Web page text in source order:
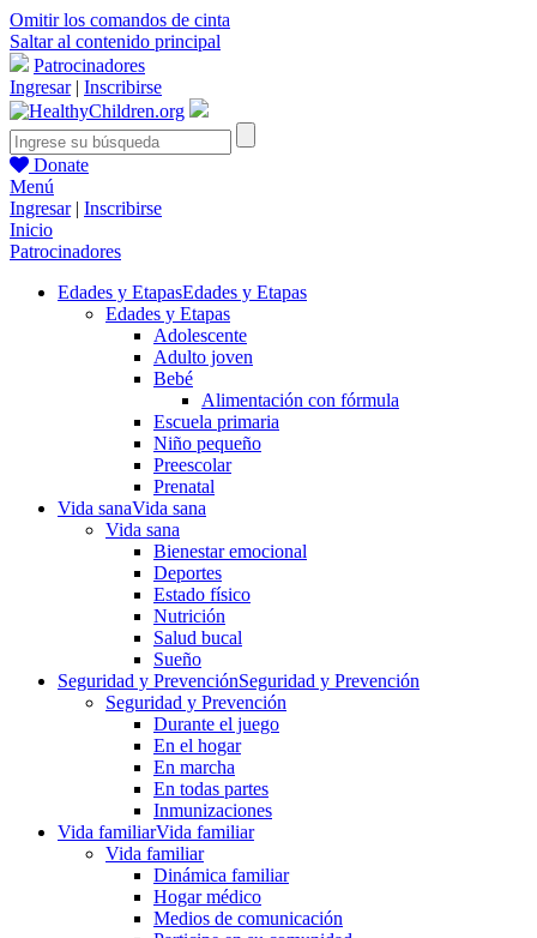
Omitir los comandos de cinta
Saltar al contenido principal
Patrocinadores
Ingresar| Inscribirse
Donate
Menú
Ingresar| Inscribirse
Inicio
Patrocinadores
Edades y EtapasEdades y Etapas
Edades y Etapas
Adolescente
Adulto joven
Bebé
Alimentación con fórmula
Escuela primaria
Niño pequeño
Preescolar
Prenatal
Vida sanaVida sana
Vida sana
Bienestar emocional
Deportes
Estado físico
Nutrición
Salud bucal
Sueño
Seguridad y PrevenciónSeguridad y Prevención
Seguridad y Prevención
Durante el juego
En el hogar
En marcha
En todas partes
Inmunizaciones
Vida familiarVida familiar
Vida familiar
Dinámica familiar
Hogar médico
Medios de comunicación